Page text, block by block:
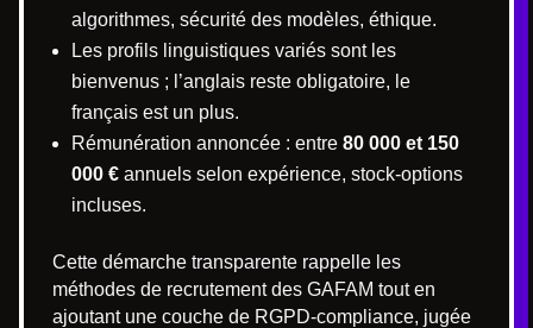
algorithmes, sécurité des modèles, éthique.
Les profils linguistiques variés sont les
bienvenus ; l’anglais reste obligatoire, le
français est un plus.
Rémunération annoncée : entre 80 000 et 150
000 € annuels selon expérience, stock-options
incluses.
Cette démarche transparente rappelle les
méthodes de recrutement des GAFAM tout en
ajoutant une couche de RGPD-compliance, jugée